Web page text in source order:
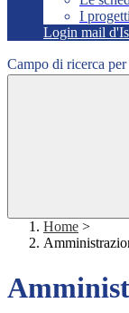
I
Login mail
Campo di ricerca
Home >